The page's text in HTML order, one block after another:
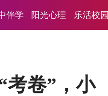
伴学 阳光心理 乐活校园
考卷”，小